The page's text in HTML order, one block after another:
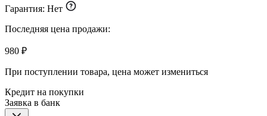
Гарантия: Нет
Последняя цена продажи:
980 ₽
При поступлении товара, цена может измениться
Кредит на покупки
Заявка в банк